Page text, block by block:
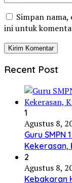
Simpan nama,
ini untuk
Recent Post
1
Agustus 8,
Guru
Kekerasan,
2
Agustus 8,
Kebakaran